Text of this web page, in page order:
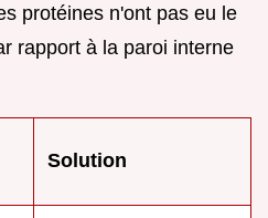
protéines n'ont pas eu le
rapport à la paroi interne
Solution